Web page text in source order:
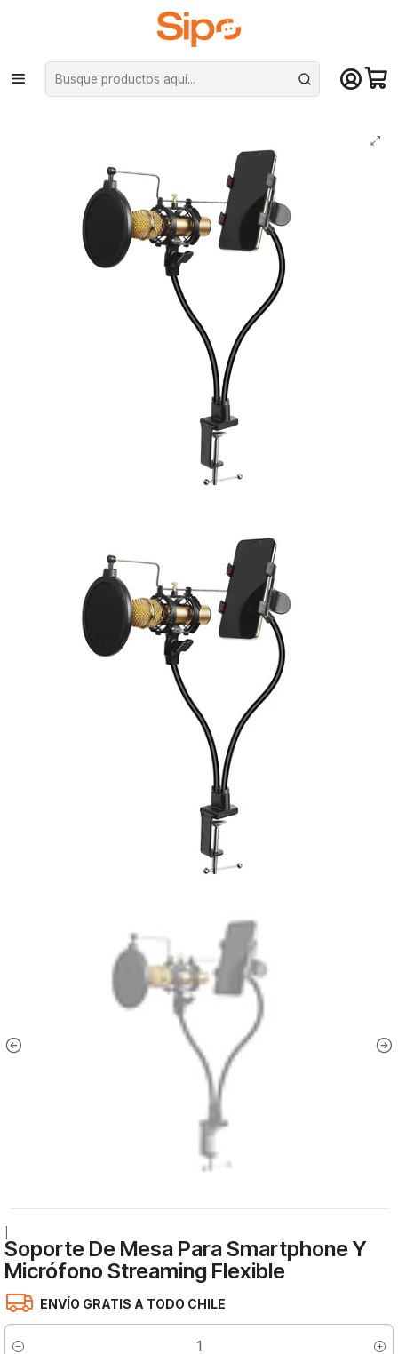
¡Compra hasta mediodía y recibe hoy! De lunes a sábado en el gran
Santiago. Envío gratis desde $29.990
Computación y Gamers Almacenamiento portátil
Soporte De Mesa Para Smartphone Y Micrófono Streaming Flexible
Soporte De Mesa Para Smartphone Y
Micrófono Streaming Flexible
ENVÍO GRATIS A TODO CHILE